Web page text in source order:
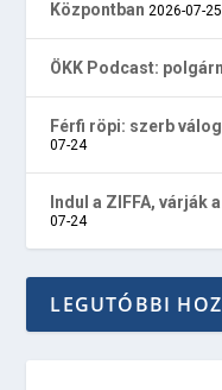
Központban 2026-07-25
ÖKK Podcast:
Férfi röpi: szerb
07-24
Indul a ZIFFA, várják
07-24
LEGUTÓBBI